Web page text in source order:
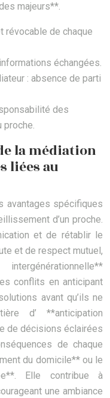
majeurs**.
révocable de chaque
échangées.
: absence de parti
des
proche.
la médiation
liées au
avantages spécifiques
d’un proche.
et de rétablir le
et de respect mutuel,
conflits en anticipant
avant qu’ils ne
d’ **anticipation
de décisions éclairées
de chaque
du domicile** ou le
Elle contribue à
une ambiance